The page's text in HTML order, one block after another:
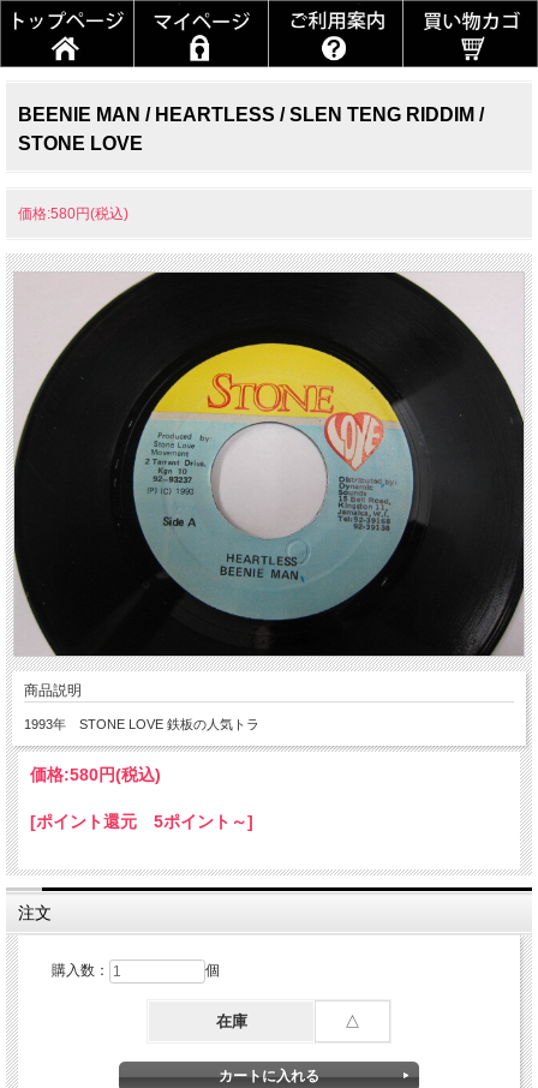
BEENIE MAN / HEARTLESS / SLEN TENG RIDDIM /
STONE LOVE
価格:580円(税込)
商品説明
1993年 STONE LOVE 鉄板の人気トラ
価格:580円(税込)
[ポイント還元 5ポイント～]
注文
購入数： 個
在庫 △